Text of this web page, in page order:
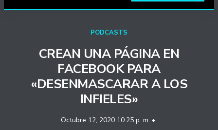
PODCASTS
CREAN UNA PÁGINA EN
FACEBOOK PARA
«DESENMASCARAR A LOS
INFIELES»
Octubre 12, 2020 10:25 p. m. •